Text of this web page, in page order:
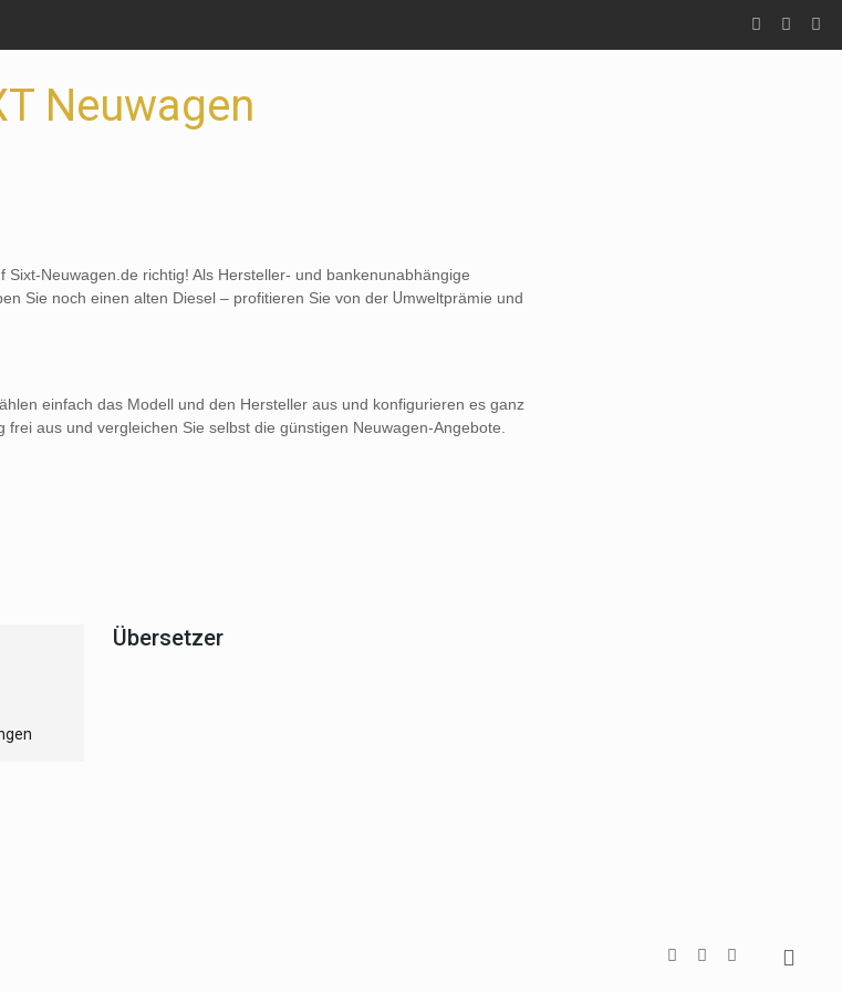
Neuwagen
Neuwagen.de richtig! Als Hersteller- und bankenunabhängige
Sie noch einen alten Diesel – profitieren Sie von derUmweltprämie und
einfach das Modell und den Hersteller aus und konfigurieren es ganz
aus und vergleichen Sie selbst die günstigen Neuwagen-Angebote.
Übersetzer